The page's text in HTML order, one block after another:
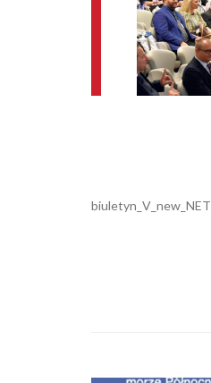
biuletyn_V_new_NET